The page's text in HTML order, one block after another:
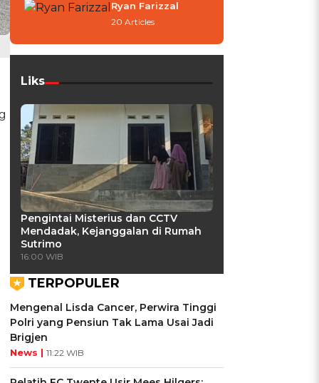
Ryan Farizzal
20 Articles
Liks
Pengintai Misterius dan CCTV
Mendadak, Kejanggalan di Rumah
Sutrimo
16:00 WIB
TERPOPULER
Mengenal Lisda Cancer, Perwira Tinggi
Polri yang Pensiun Tak Lama Usai Jadi
Brigjen
News | 11:22 WIB